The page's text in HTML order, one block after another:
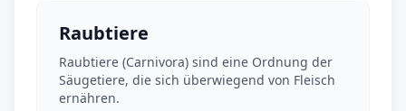
Raubtiere
Raubtiere (Carnivora) sind eine Ordnung der
Säugetiere, die sich überwiegend von Fleisch
ernähren.